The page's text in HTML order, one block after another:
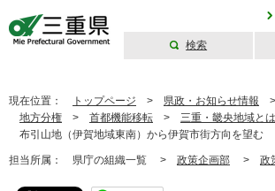
検索
現在位置： トップページ > 県政・お知らせ情報 >
地方分権 > 首都機能移転 > 三重・畿央地域とは
布引山地（伊賀地域東南）から伊賀市街方向を望む
担当所属： 県庁の組織一覧 > 政策企画部 > 政